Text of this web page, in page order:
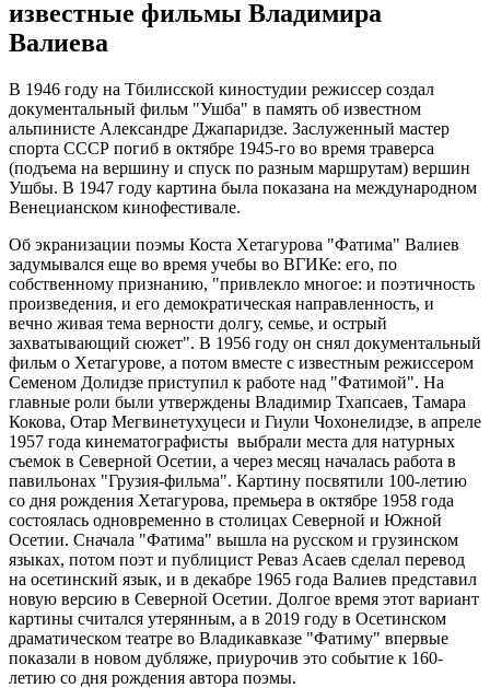
известные фильмы Владимира
Валиева
В 1946 году на Тбилисской киностудии режиссер создал
документальный фильм "Ушба" в память об известном
альпинисте Александре Джапаридзе. Заслуженный мастер
спорта СССР погиб в октябре 1945-го во время траверса
(подъема на вершину и спуск по разным маршрутам) вершин
Ушбы. В 1947 году картина была показана на международном
Венецианском кинофестивале.
Об экранизации поэмы Коста Хетагурова "Фатима" Валиев
задумывался еще во время учебы во ВГИКе: его, по
собственному признанию, "привлекло многое: и поэтичность
произведения, и его демократическая направленность, и
вечно живая тема верности долгу, семье, и острый
захватывающий сюжет". В 1956 году он снял документальный
фильм о Хетагурове, а потом вместе с известным режиссером
Семеном Долидзе приступил к работе над "Фатимой". На
главные роли были утверждены Владимир Тхапсаев, Тамара
Кокова, Отар Мегвинетухуцеси и Гиули Чохонелидзе, в апреле
1957 года кинематографисты выбрали места для натурных
съемок в Северной Осетии, а через месяц началась работа в
павильонах "Грузия-фильма". Картину посвятили 100-летию
со дня рождения Хетагурова, премьера в октябре 1958 года
состоялась одновременно в столицах Северной и Южной
Осетии. Сначала "Фатима" вышла на русском и грузинском
языках, потом поэт и публицист Реваз Асаев сделал перевод
на осетинский язык, и в декабре 1965 года Валиев представил
новую версию в Северной Осетии. Долгое время этот вариант
картины считался утерянным, а в 2019 году в Осетинском
драматическом театре во Владикавказе "Фатиму" впервые
показали в новом дубляже, приурочив это событие к 160-
летию со дня рождения автора поэмы.